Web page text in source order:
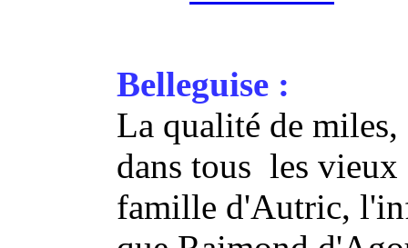
Belleguise :
La qualité de
dans tous les
famille d'Autric,